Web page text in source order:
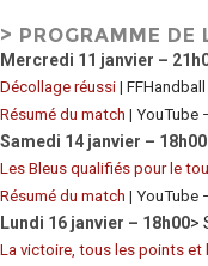
> PROGRAMME DE
Mercredi 11 janvier –
Décollage réussi |
Résumé du match | YouTube
Samedi 14 janvier – 18h00
Les Bleus qualifiés pour le
Résumé du match | YouTube
Lundi 16 janvier – 18h00>
La victoire, tous les points et